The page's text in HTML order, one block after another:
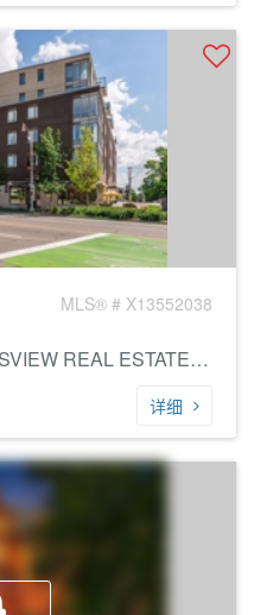
MLS® # X13552038
经纪公司: HOMELIFE KINGSVIEW REAL ESTATE INC.
详细